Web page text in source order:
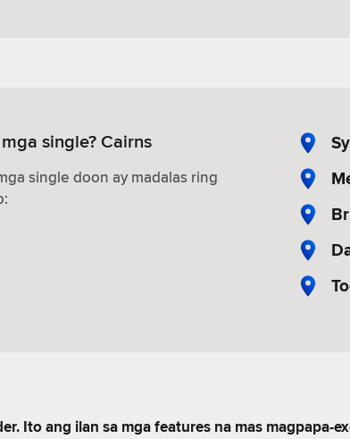
single? Cairns
single doon ay madalas ring
Ito ang ilan sa mga features na mas magpapa-